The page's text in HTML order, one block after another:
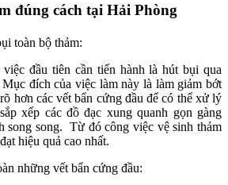
đúng cách tại Hải Phòng
toàn bộ thảm:
đầu tiên cần tiến hành là hút bụi qua
đích của việc làm này là làm giảm bớt
hơn các vết bẩn cứng đầu để có thể xử lý
xếp các đồ đạc xung quanh gọn gàng
song song. Từ đó công việc vệ sinh thảm
hiệu quả cao nhất.
những vết bẩn cứng đầu: